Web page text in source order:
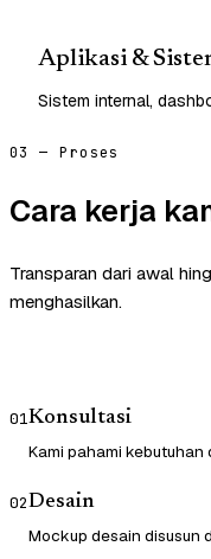
Aplikasi &
Sistem internal,
03 — Proses
Cara kerja
Transparan dari awal
menghasilkan.
01Konsultasi
Kami pahami
02Desain
Mockup desain disusun